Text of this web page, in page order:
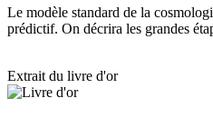
Le modèle standard de la
prédictif. On décrira les grandes
Extrait du livre d'or